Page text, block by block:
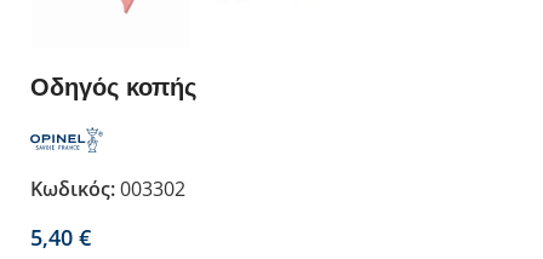
Οδηγός κοπής
Κωδικός:003302
€